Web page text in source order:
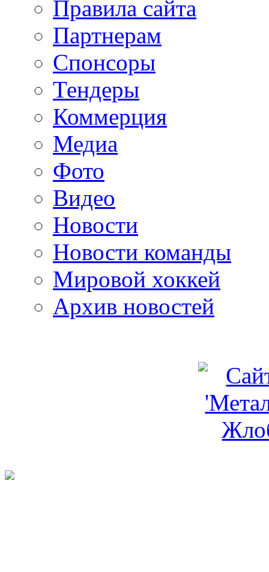
Правила сайта
Партнерам
Спонсоры
Тендеры
Коммерция
Медиа
Фото
Видео
Новости
Новости команды
Мировой хоккей
Архив новостей